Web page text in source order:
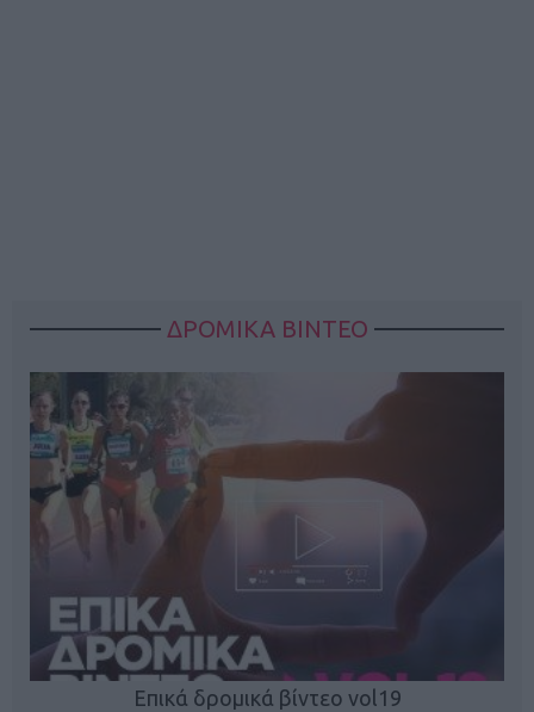
ΔΡΟΜΙΚΑ ΒΙΝΤΕΟ
Επικά δρομικά βίντεο vol19